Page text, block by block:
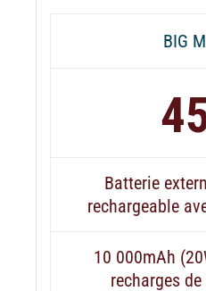
BIG
Batterie
rechargeable
10 000mAh
recharges